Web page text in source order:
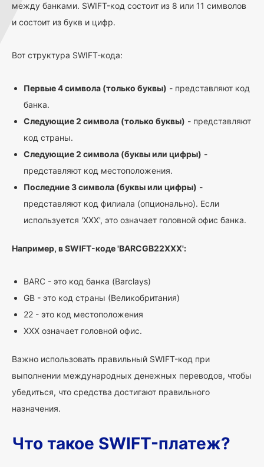
между банками. SWIFT-код состоит из 8 или 11 символов
и состоит из букв и цифр.
Вот структура SWIFT-кода:
Первые 4 символа (только буквы) - представляют код
банка.
Следующие 2 символа (только буквы) - представляют
код страны.
Следующие 2 символа (буквы или цифры) -
представляют код местоположения.
Последние 3 символа (буквы или цифры) -
представляют код филиала (опционально). Если
используется 'XXX', это означает головной офис банка.
Например, в SWIFT-коде 'BARCGB22XXX':
BARC - это код банка (Barclays)
GB - это код страны (Великобритания)
22 - это код местоположения
XXX означает головной офис.
Важно использовать правильный SWIFT-код при
выполнении международных денежных переводов, чтобы
убедиться, что средства достигают правильного
назначения.
Что такое SWIFT-платеж?